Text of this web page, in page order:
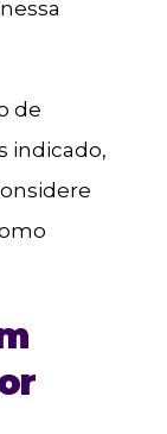
de
indicado,